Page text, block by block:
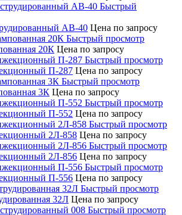
Быстрый
AB-40 Цена по запросу
Быстрый просмотр
20К Цена по запросу
Быстрый просмотр
П-287 Цена по запросу
Быстрый просмотр
3К Цена по запросу
Быстрый просмотр
П-552 Цена по запросу
Быстрый просмотр
2Л-858 Цена по запросу
Быстрый просмотр
2Л-856 Цена по запросу
Быстрый просмотр
П-556 Цена по запросу
Быстрый просмотр
32Л Цена по запросу
Быстрый просмотр